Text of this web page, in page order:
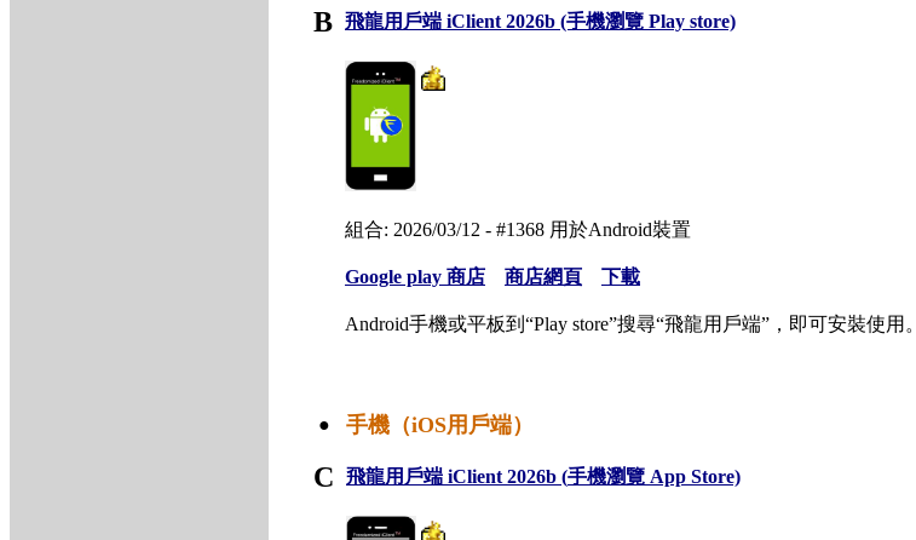
B 飛龍用戶端 iClient 2026b (手機瀏覽 Play store)
組合: 2026/03/12 - #1368 用於Android裝置
Google play 商店 商店網頁 下載
Android手機或平板到“Play store”搜尋“飛龍用戶端”，即可安裝使用。
● 手機（iOS用戶端）
C 飛龍用戶端 iClient 2026b (手機瀏覽 App Store)